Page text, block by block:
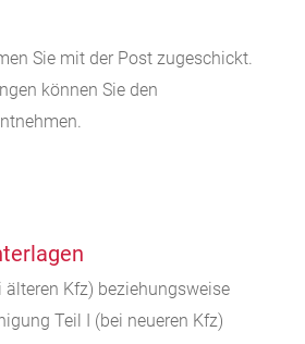
Sie mit der Post zugeschickt.
können Sie den
älteren Kfz) beziehungsweise
Teil I (bei neueren Kfz)